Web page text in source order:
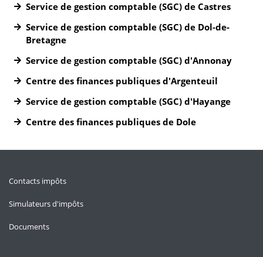
Service de gestion comptable (SGC) de Castres
Service de gestion comptable (SGC) de Dol-de-
Bretagne
Service de gestion comptable (SGC) d'Annonay
Centre des finances publiques d'Argenteuil
Service de gestion comptable (SGC) d'Hayange
Centre des finances publiques de Dole
Contacts impôts
Simulateurs d'impôts
Documents